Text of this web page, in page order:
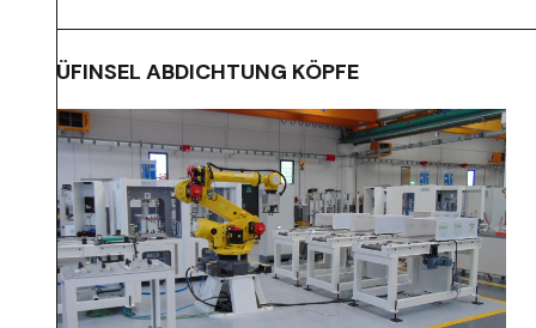
PRÜFINSEL ABDICHTUNG KÖPFE